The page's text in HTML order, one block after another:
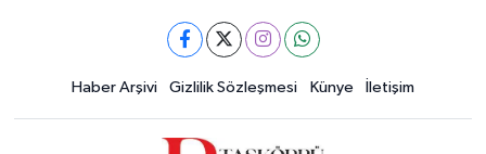
Haber Arşivi Gizlilik Sözleşmesi Künye İletişim